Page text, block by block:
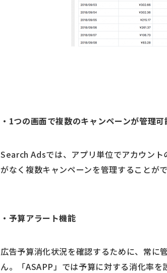
・1つの画面で複数のキャンペーンが管理可
Search Adsでは、アプリ単位でアカウン
がなく複数キャンペーンを管理することが
・予算アラート機能
広告予算消化状況を確認するために、常に
ん。「ASAPP」では予算に対する消化率を